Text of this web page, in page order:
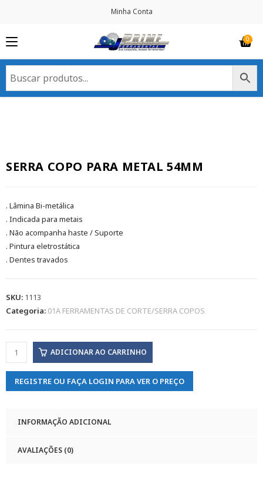
Minha Conta
SERRA COPO PARA METAL 54MM
. Lâmina Bi-metálica
. Indicada para metais
. Não acompanha haste / Suporte
. Pintura eletrostática
. Dentes travados
SKU: 1113
Categoria: 01A FERRAMENTAS DE CORTE/SERRA COPOS
ADICIONAR AO CARRINHO
REGISTRE OU FAÇA LOGIN PARA VER O PREÇO
INFORMAÇÃO ADICIONAL
AVALIAÇÕES (0)